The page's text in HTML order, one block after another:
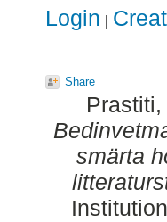
Login
Share
smärta